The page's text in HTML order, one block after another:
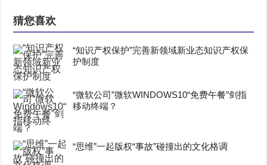
猜您喜欢
“知识产权保护”完善新领域新业态知识产权保
护制度
“微软公司”微软WINDOWS10“免费午餐”剑指
移动终端？
“思维”一起版权“事故”碰撞出的文化格调